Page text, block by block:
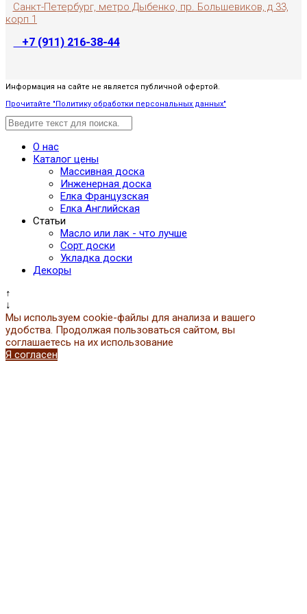
Санкт-Петербург, метро Дыбенко, пр. Большевиков, д 33,
корп 1
+7 (911) 216-38-44
Информация на сайте не является публичной офертой.
Прочитайте "Политику обработки персональных данных"
О нас
Каталог цены
Массивная доска
Инженерная доска
Елка Французская
Елка Английская
Статьи
Масло или лак - что лучше
Сорт доски
Укладка доски
Декоры
↑
↓
Мы используем cookie-файлы для анализа и вашего
удобства. Продолжая пользоваться сайтом, вы
соглашаетесь на их использование
Я согласен